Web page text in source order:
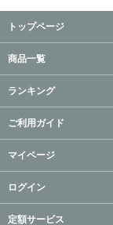
トップページ
商品一覧
ランキング
ご利用ガイド
マイページ
ログイン
定額サービス